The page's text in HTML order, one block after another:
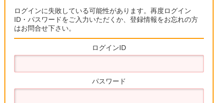
ログインに失敗している可能性があります。再度ログイン
ID・パスワードをご入力いただくか、登録情報をお忘れの方
はお問合せ下さい。
ログインID
パスワード